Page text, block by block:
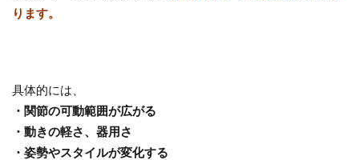
ります。
具体的には、
・関節の可動範囲が広がる
・動きの軽さ、 器用さ
・ 姿勢やスタイルが変化する